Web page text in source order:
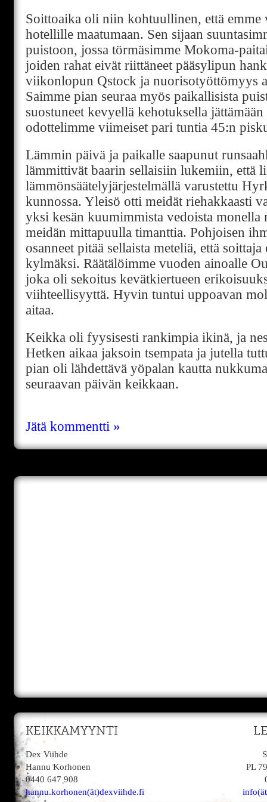
Soittoaika oli niin kohtuullinen, että emme
hotellille maatumaan. Sen sijaan
puistoon, jossa törmäsimme Mokoma-
joiden rahat eivät riittäneet pääsylipun
viikonlopun Qstock ja nuorisotyöttömyys
Saimme pian seuraa myös paikallisista
suostuneet kevyellä kehotuksella
odottelimme viimeiset pari tuntia 45:n
Lämmin päivä ja paikalle saapunut
lämmittivät baarin sellaisiin lukemiin, että
lämmönsäätelyjärjestelmällä varustettu
kunnossa. Yleisö otti meidät riehakkaasti
yksi kesän kuumimmista vedoista
meidän mittapuulla timanttia. Pohjoisen
osanneet pitää sellaista meteliä, että soittaja
kylmäksi. Räätälöimme vuoden ainoalle
joka oli sekoitus kevätkiertueen
viihteellisyyttä. Hyvin tuntui uppoavan
aitaa.
Keikka oli fyysisesti rankimpia ikinä, ja
Hetken aikaa jaksoin tsempata ja jutella
pian oli lähdettävä yöpalan kautta
seuraavan päivän keikkaan.
Jätä kommentti »
KEIKKAMYYNTI
Dex Viihde
Hannu Korhonen
0440 647 908
hannu.korhonen(ät)dexviihde.fi
PL